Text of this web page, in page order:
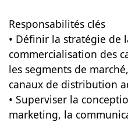
Responsabilités clés
• Définir la stratégie de
commercialisation des
les segments de
canaux de distribution
• Superviser la
marketing, la